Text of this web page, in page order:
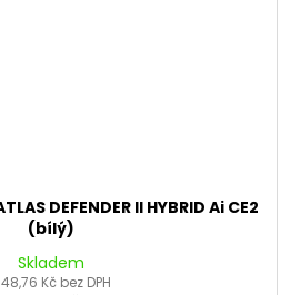
DEFENDER II HYBRID Ai CE2
(bílý)
Skladem
Kč bez DPH